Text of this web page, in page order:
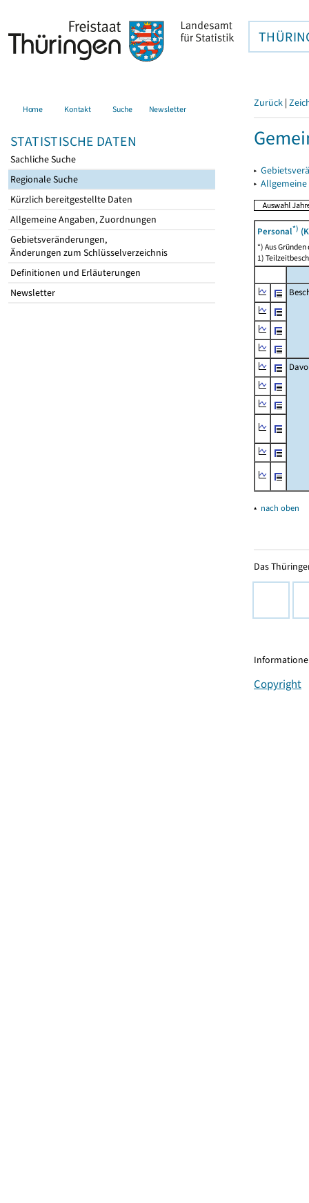
Home Kontakt Suche Newsletter
STATISTISCHE DATEN
Sachliche Suche
Regionale Suche
Kürzlich bereitgestellte Daten
Allgemeine Angaben, Zuordnungen
Gebietsveränderungen,
Änderungen zum Schlüsselverzeichnis
Definitionen und Erläuterungen
Newsletter
Zurück |
▸
▸
Personal*)
*) Aus
1)
▴ nach oben
Das
Copyright